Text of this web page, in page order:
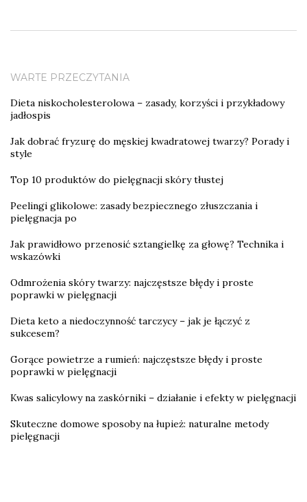
WARTE PRZECZYTANIA
Dieta niskocholesterolowa – zasady, korzyści i przykładowy
jadłospis
Jak dobrać fryzurę do męskiej kwadratowej twarzy? Porady i
style
Top 10 produktów do pielęgnacji skóry tłustej
Peelingi glikolowe: zasady bezpiecznego złuszczania i
pielęgnacja po
Jak prawidłowo przenosić sztangielkę za głowę? Technika i
wskazówki
Odmrożenia skóry twarzy: najczęstsze błędy i proste
poprawki w pielęgnacji
Dieta keto a niedoczynność tarczycy – jak je łączyć z
sukcesem?
Gorące powietrze a rumień: najczęstsze błędy i proste
poprawki w pielęgnacji
Kwas salicylowy na zaskórniki – działanie i efekty w pielęgnacji
Skuteczne domowe sposoby na łupież: naturalne metody
pielęgnacji